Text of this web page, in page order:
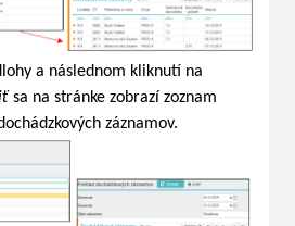
a následnom kliknutí na
sa na stránke zobrazí zoznam
záznamov.